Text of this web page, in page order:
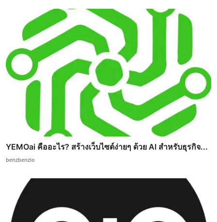
YEMOai คืออะไร? สร้างเว็บไซต์ง่ายๆ ด้วย AI สำหรับธุรกิจ...
benzbenzio